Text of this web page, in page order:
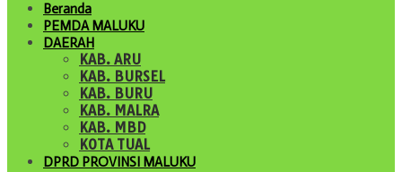
Beranda
PEMDA MALUKU
DAERAH
KAB. ARU
KAB. BURSEL
KAB. BURU
KAB. MALRA
KAB. MBD
KOTA TUAL
DPRD PROVINSI MALUKU